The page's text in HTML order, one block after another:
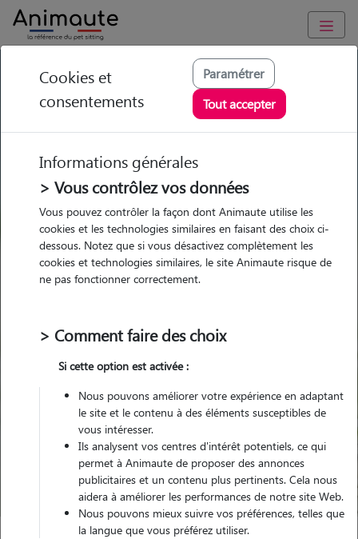
GARDE ANIMAUX à Roybon : Garde chien et chat en famille ou
à domicile, visites et promenades
Trouvez une garde animaux à
Roybon
Parmi nos pet-sitters à Roybon
Garde
chez le Pet Sitter
Garde
chez le Pet Sitter
Pour quel animal ?
Trouver mon Pet Sitter
Cookies et
consentements
Paramétrer
Tout accepter
Informations générales
> Vous contrôlez vos données
Vous pouvez contrôler la façon dont Animaute utilise les
cookies et les technologies similaires en faisant des choix ci-
dessous. Notez que si vous désactivez complètement les
cookies et technologies similaires, le site Animaute risque de
ne pas fonctionner correctement.
> Comment faire des choix
Si cette option est activée :
Nous pouvons améliorer votre expérience en adaptant
le site et le contenu à des éléments susceptibles de
vous intéresser.
Ils analysent vos centres d'intérêt potentiels, ce qui
permet à Animaute de proposer des annonces
publicitaires et un contenu plus pertinents. Cela nous
aidera à améliorer les performances de notre site Web.
Nous pouvons mieux suivre vos préférences, telles que
la langue que vous préférez utiliser.